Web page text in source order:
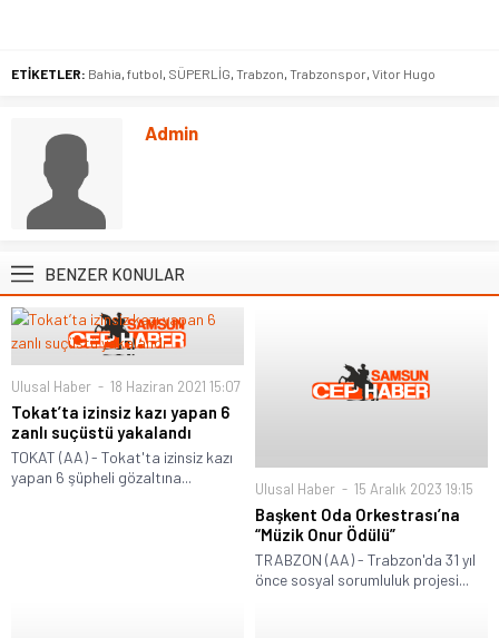
ETİKETLER: Bahia futbol SÜPERLİG Trabzon Trabzonspor Vitor Hugo
Admin
BENZER KONULAR
Ulusal Haber 18 Haziran 2021 15:07
Tokat’ta izinsiz kazı yapan 6
zanlı suçüstü yakalandı
TOKAT (AA) - Tokat'ta izinsiz kazı
yapan 6 şüpheli gözaltına...
Ulusal Haber 15 Aralık 2023 19:15
Başkent Oda Orkestrası’na
“Müzik Onur Ödülü”
TRABZON (AA) - Trabzon'da 31 yıl
önce sosyal sorumluluk projesi...